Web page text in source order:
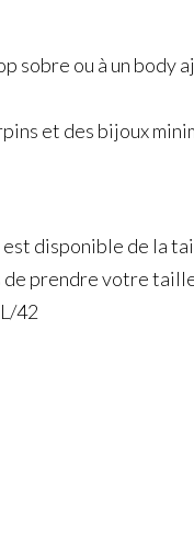
sobre ou à un body
et des bijoux
disponible de la
de prendre votre
42